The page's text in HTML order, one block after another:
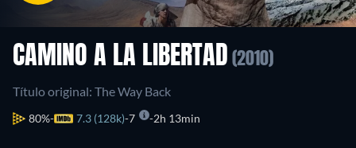
CAMINO A LA LIBERTAD (2010)
Título original: The Way Back
80% 7.3 (128k) 7 2h 13min